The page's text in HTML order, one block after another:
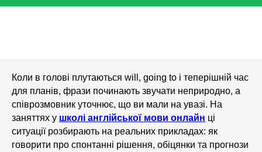
Коли в голові плутаються will, going to і теперішній час
для планів, фрази починають звучати неприродно, а
співрозмовник уточнює, що ви мали на увазі. На
заняттях у школі англійської мови онлайн ці
ситуації розбирають на реальних прикладах: як
говорити про спонтанні рішення, обіцянки та прогнози